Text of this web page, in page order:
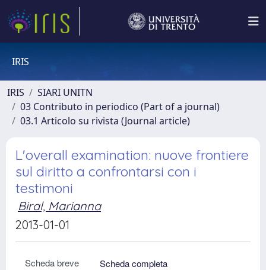
IRIS
IRIS
SIARI UNITN
03 Contributo in periodico (Part of a journal)
03.1 Articolo su rivista (Journal article)
L'overall examination: nuove frontiere
sul diritto a confrontarsi con i
testimoni
Biral, Marianna
2013-01-01
Scheda breve
Scheda completa